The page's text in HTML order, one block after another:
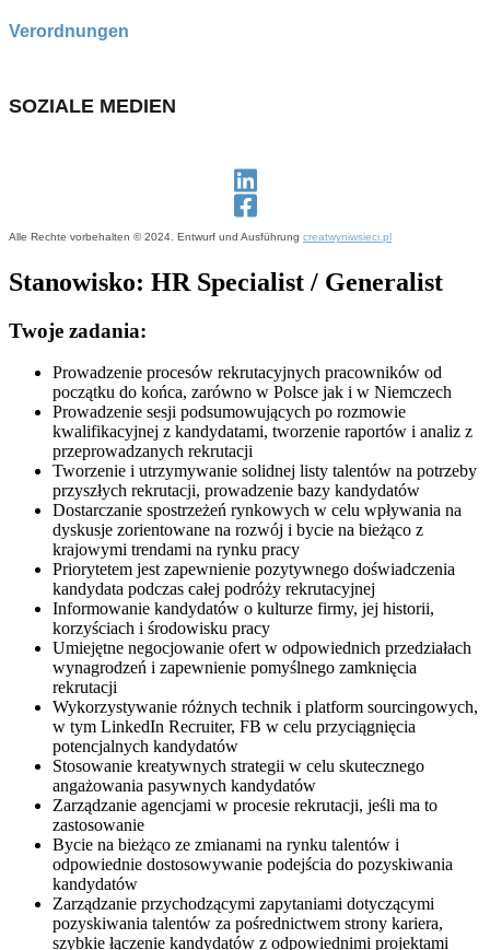
Verordnungen
SOZIALE MEDIEN
Alle Rechte vorbehalten © 2024. Entwurf und Ausführung creatwyniwsieci.pl
Stanowisko: HR Specialist / Generalist
Twoje zadania:
Prowadzenie procesów rekrutacyjnych pracowników od
początku do końca, zarówno w Polsce jak i w Niemczech
Prowadzenie sesji podsumowujących po rozmowie
kwalifikacyjnej z kandydatami, tworzenie raportów i analiz z
przeprowadzanych rekrutacji
Tworzenie i utrzymywanie solidnej listy talentów na potrzeby
przyszłych rekrutacji, prowadzenie bazy kandydatów
Dostarczanie spostrzeżeń rynkowych w celu wpływania na
dyskusje zorientowane na rozwój i bycie na bieżąco z
krajowymi trendami na rynku pracy
Priorytetem jest zapewnienie pozytywnego doświadczenia
kandydata podczas całej podróży rekrutacyjnej
Informowanie kandydatów o kulturze firmy, jej historii,
korzyściach i środowisku pracy
Umiejętne negocjowanie ofert w odpowiednich przedziałach
wynagrodzeń i zapewnienie pomyślnego zamknięcia
rekrutacji
Wykorzystywanie różnych technik i platform sourcingowych,
w tym LinkedIn Recruiter, FB w celu przyciągnięcia
potencjalnych kandydatów
Stosowanie kreatywnych strategii w celu skutecznego
angażowania pasywnych kandydatów
Zarządzanie agencjami w procesie rekrutacji, jeśli ma to
zastosowanie
Bycie na bieżąco ze zmianami na rynku talentów i
odpowiednie dostosowywanie podejścia do pozyskiwania
kandydatów
Zarządzanie przychodzącymi zapytaniami dotyczącymi
pozyskiwania talentów za pośrednictwem strony kariera,
szybkie łączenie kandydatów z odpowiednimi projektami